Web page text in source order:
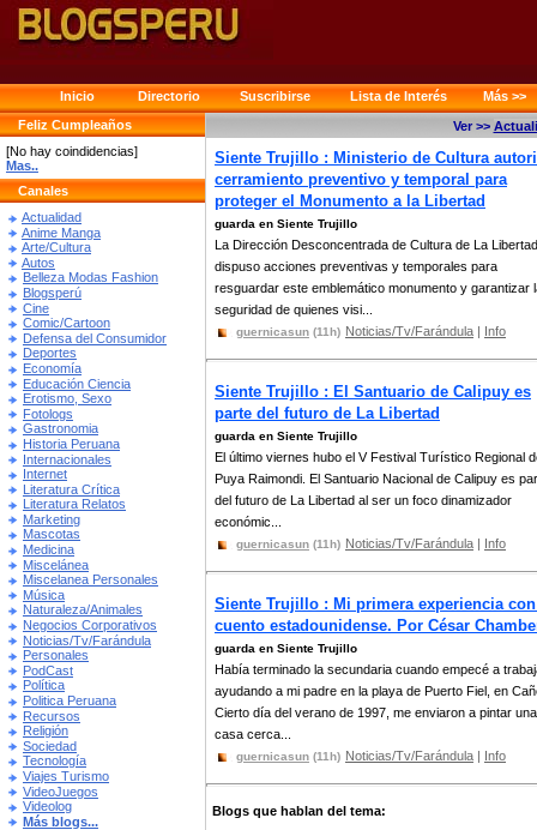
Inicio Directorio Suscribirse Lista de Interés
Más >>
Feliz Cumpleaños
[No hay coindidencias]
Mas..
Canales
Actualidad
Anime Manga
Arte/Cultura
Autos
Belleza Modas Fashion
Blogsperú
Cine
Comic/Cartoon
Defensa del Consumidor
Deportes
Economía
Educación Ciencia
Erotismo, Sexo
Fotologs
Gastronomia
Historia Peruana
Internacionales
Internet
Literatura Crítica
Literatura Relatos
Marketing
Mascotas
Medicina
Miscelánea
Miscelanea Personales
Música
Naturaleza/Animales
Negocios Corporativos
Noticias/Tv/Farándula
Personales
PodCast
Política
Politica Peruana
Recursos
Religión
Sociedad
Tecnología
Viajes Turismo
VideoJuegos
Videolog
Más blogs...
Ver >>
Siente Trujillo : Ministerio de Cultura
cerramiento preventivo y temporal para
proteger el Monumento a la Libertad
guarda en Siente Trujillo
La Dirección Desconcentrada de Cultura de La Libertad
dispuso acciones preventivas y temporales para
resguardar este emblemático monumento y garantizar
seguridad de quienes visi...
guernicasun (11h) Noticias/Tv/Farándula | Info
Siente Trujillo : El Santuario de Calipuy es
parte del futuro de La Libertad
guarda en Siente Trujillo
El último viernes hubo el V Festival Turístico Regional
Puya Raimondi. El Santuario Nacional de Calipuy es
del futuro de La Libertad al ser un foco dinamizador
económic...
guernicasun (11h) Noticias/Tv/Farándula | Info
Siente Trujillo : Mi primera experiencia
cuento estadounidense. Por César
guarda en Siente Trujillo
Había terminado la secundaria cuando empecé a
ayudando a mi padre en la playa de Puerto Fiel, en
Cierto día del verano de 1997, me enviaron a pintar una
casa cerca...
guernicasun (11h) Noticias/Tv/Farándula | Info
Blogs que hablan del tema: